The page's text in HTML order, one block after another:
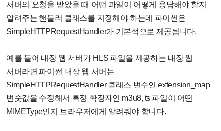
서버의 요청을 받았을 때 어떤 파일이 어떻게 응답해야 할지
알려주는 핸들러 클래스를 지정해야 하는데 파이썬은
SimpleHTTPRequestHandler가 기본적으로 제공됩니다.
예를 들어 내장 웹 서버가 HLS 파일을 제공하는 내장 웹
서버라면 파이썬 내장 웹 서버는
SimpleHTTPRequestHandler 클래스 변수인 extension_map
변숫값을 수정해서 특정 확장자인 m3u8, ts 파일이 어떤
MIMEType인지 브라우저에게 알려줘야 합니다.